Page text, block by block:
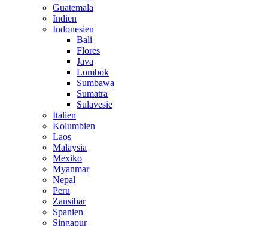
Guatemala
Indien
Indonesien
Bali
Flores
Java
Lombok
Sumbawa
Sumatra
Sulavesie
Italien
Kolumbien
Laos
Malaysia
Mexiko
Myanmar
Nepal
Peru
Zansibar
Spanien
Singapur